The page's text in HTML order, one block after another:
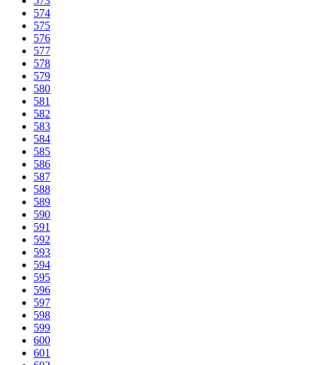
574
575
576
577
578
579
580
581
582
583
584
585
586
587
588
589
590
591
592
593
594
595
596
597
598
599
600
601